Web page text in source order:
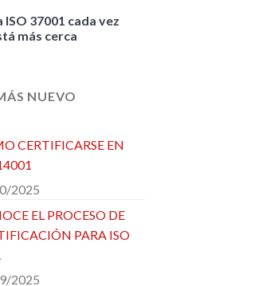
ISO 37001 cada vez
más cerca
NUEVO
CERTIFICARSE EN
2025
EL PROCESO DE
PARA ISO
2025